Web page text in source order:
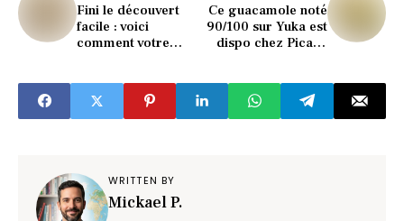
Fini le découvert
facile : voici
comment votre
contrôle dès 2026
Ce guacamole noté
90/100 sur Yuka est
dispo chez Picard
WRITTEN BY
Mickael P.